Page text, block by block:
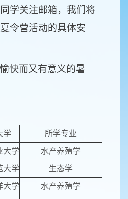
学关注邮箱，我们将
令营活动的具体安
快而又有意义的暑
学 所学专业
大学 水产养殖学
大学 生态学
大学 水产养殖学